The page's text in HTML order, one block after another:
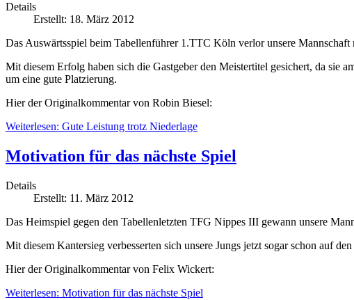
Details
Erstellt: 18. März 2012
Das Auswärtsspiel beim Tabellenführer 1.TTC Köln verlor unsere Mannschaft
Mit diesem Erfolg haben sich die Gastgeber den Meistertitel gesichert, da sie
um eine gute Platzierung.
Hier der Originalkommentar von Robin Biesel:
Weiterlesen: Gute Leistung trotz Niederlage
Motivation für das nächste Spiel
Details
Erstellt: 11. März 2012
Das Heimspiel gegen den Tabellenletzten TFG Nippes III gewann unsere
Mit diesem Kantersieg verbesserten sich unsere Jungs jetzt sogar schon auf
Hier der Originalkommentar von Felix Wickert:
Weiterlesen: Motivation für das nächste Spiel